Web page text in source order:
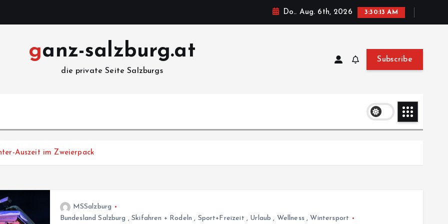
Do.. Aug. 6th, 2026 3:30:14 AM
ganz-salzburg.at
die private Seite Salzburgs
Subscribe
Auszeit im Zweierpack
MSSalzburg
Bundesland Salzburg ,Skifahren + Rodeln , Sport+Freizeit , Urlaub , Wellness, Wintersport